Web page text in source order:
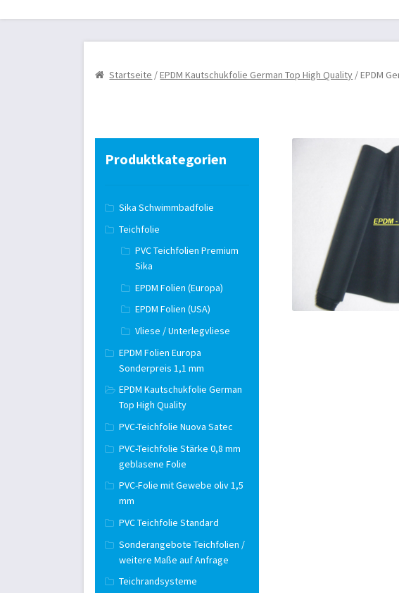
KasseMarkisen/SonnenschutzMein KontoPlanen aller Art
Startseite /EPDM Kautschukfolie German Top High Quality / EPDM
Produktkategorien
Sika Schwimmbadfolie
Teichfolie
PVC Teichfolien Premium
Sika
EPDM Folien (Europa)
EPDM Folien (USA)
Vliese / Unterlegvliese
EPDM Folien Europa
Sonderpreis 1,1 mm
EPDM Kautschukfolie German
Top High Quality
PVC-Teichfolie Nuova Satec
PVC-Teichfolie Stärke 0,8 mm
geblasene Folie
PVC-Folie mit Gewebe oliv 1,5
mm
PVC Teichfolie Standard
Sonderangebote Teichfolien /
weitere Maße auf Anfrage
Teichrandsysteme